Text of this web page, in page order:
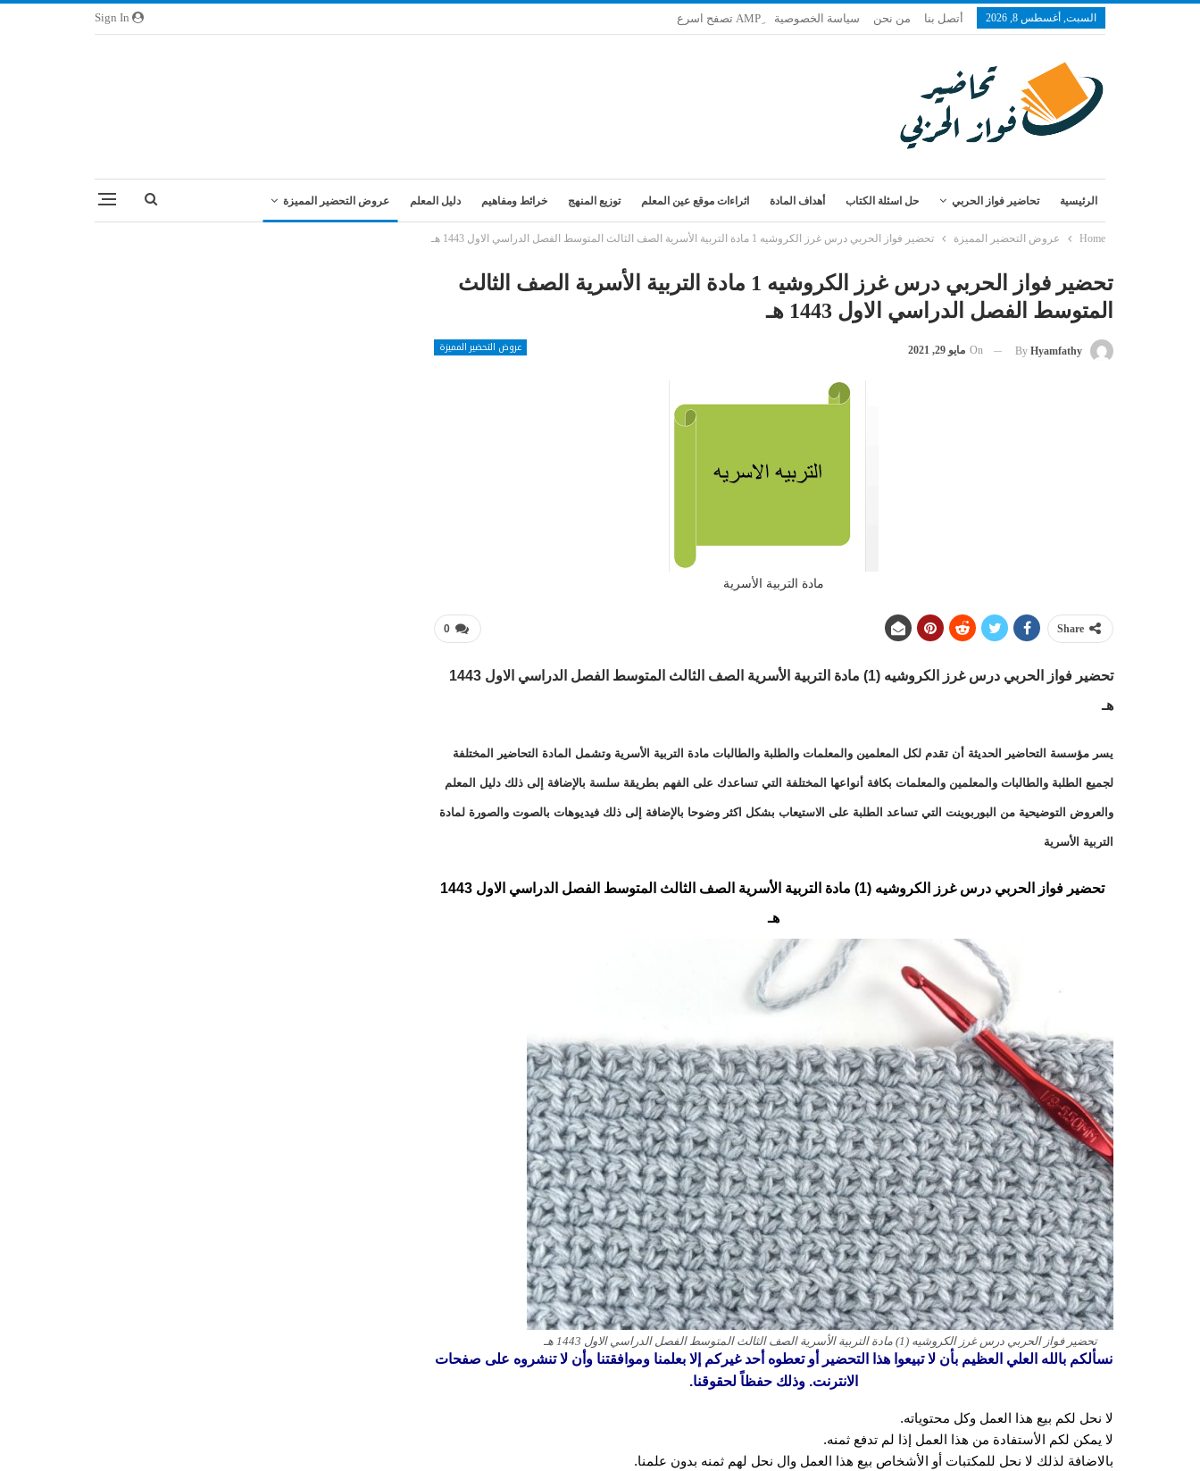
السبت, أغسطس 8, 2026 أتصل بنا من نحن سياسة الخصوصية
الرئيسية تحاضير فواز الحربي حل اسئلة الكتاب أهداف المادة اثراءات موقع عين المعلم توزيع المنهج خرائط ومفاهيم دليل المعلم عروض التحضير المميزة
Home عروض التحضير المميزة تحضير فواز الحربي درس غرز الكروشيه 1 مادة التربية الأسرية الصف الثالث المتوسط الفصل الدراسي الاول 1443 هـ
تحضير فواز الحربي درس غرز الكروشيه 1 مادة التربية الأسرية الصف الثالث
المتوسط الفصل الدراسي الاول 1443 هـ
عروض التحضير المميزة By Hyamfathy
On مايو 29, 2021
مادة التربية الأسرية
0 Share
تحضير فواز الحربي درس غرز الكروشيه (1) مادة التربية الأسرية الصف الثالث المتوسط الفصل الدراسي الاول 1443
هـ
يسر مؤسسة التحاضير الحديثة أن تقدم لكل المعلمين والمعلمات والطلبة والطالبات مادة التربية الأسرية وتشمل المادة التحاضير المختلفة
لجميع الطلبة والطالبات والمعلمين والمعلمات بكافة أنواعها المختلفة التي تساعدك على الفهم بطريقة سلسة بالإضافة إلى ذلك دليل المعلم
والعروض التوضيحية من البوربوينت التي تساعد الطلبة على الاستيعاب بشكل اكثر وضوحا بالإضافة إلى ذلك فيديوهات بالصوت والصورة لمادة
التربية الأسرية
تحضير فواز الحربي درس غرز الكروشيه (1) مادة التربية الأسرية الصف الثالث المتوسط الفصل الدراسي الاول
1443
هـ
تحضير فواز الحربي درس غرز الكروشيه (1) مادة التربية الأسرية الصف الثالث المتوسط الفصل الدراسي الاول 1443 هـ
نسألكم بالله العلي العظيم بأن لا تبيعوا هذا التحضير أو تعطوه أحد غيركم إلا بعلمنا وموافقتنا وأن لا تنشروه على صفحات
الانترنت. وذلك حفظاً لحقوقنا.
لا نحل لكم بيع هذا العمل وكل محتوياته.
لا يمكن لكم الأستفادة من هذا العمل إذا لم تدفع ثمنه.
بالاضافة لذلك لا نحل للمكتبات أو الأشخاص بيع هذا العمل وال نحل لهم ثمنه بدون علمنا.